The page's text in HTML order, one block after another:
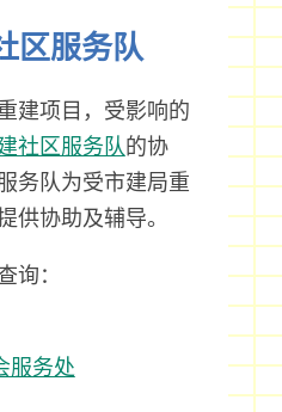
区服务队
建项目，受影响的
社区服务队的协
务队为受市建局重
供协助及辅导。
询：
服务处